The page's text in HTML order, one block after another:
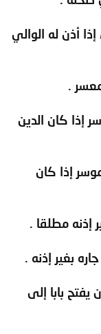
أذن له الوالي
إذا كان الدين
إذا كان
يفتح بابا إلى